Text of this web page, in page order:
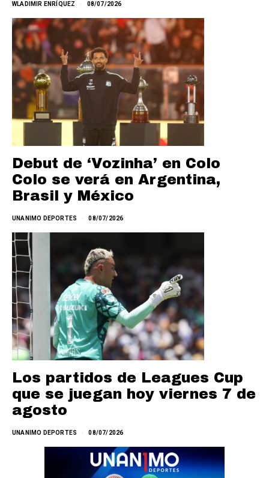
WLADIMIR ENRÍQUEZ 08/07/2026
Debut de ‘Vozinha’ en Colo
Colo se verá en Argentina,
Brasil y México
UNANIMO DEPORTES 08/07/2026
Los partidos de Leagues Cup
que se juegan hoy viernes 7 de
agosto
UNANIMO DEPORTES 08/07/2026